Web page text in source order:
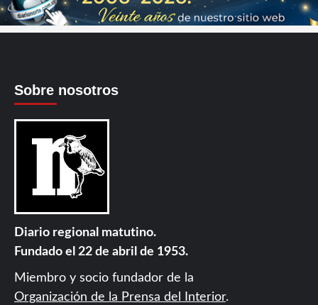
Sobre nosotros
Diario regional matutino.
Fundado el 22 de abril de 1953.
Miembro y socio fundador de la
Organización de la Prensa del Interior.